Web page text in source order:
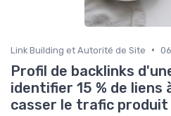
Link Building et Autorité de Site •
Profil de backlinks
identifier 15 % de liens
casser le trafic produit